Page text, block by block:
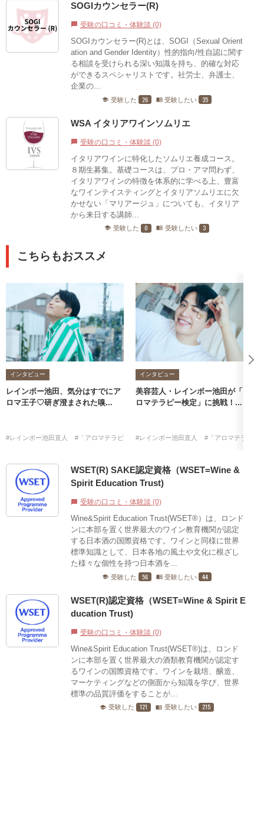
SOGIカウンセラー(R)
chat_bubble 受験の口コミ・体験談 (0)
SOGIカウンセラー(R)とは、SOGI（Sexual Orient
ation and Gender Identity）性的指向/性自認に関す
る相談を受けられる深い知識を持ち、的確な対応
ができるスペシャリストです。社労士、弁護士、
企業の...
school 受験した 26 menu_book 受験したい 35
WSA イタリアワインソムリエ
chat_bubble 受験の口コミ・体験談 (0)
イタリアワインに特化したソムリエ養成コース。
８期生募集。基礎コースは、プロ・アマ問わず、
イタリアワインの特徴を体系的に学べる上、豊富
なワインテイスティングとイタリアソムリエに欠
かせない「マリアージュ」についても、イタリア
から来日する講師...
school 受験した 0 menu_book 受験したい 3
こちらもおススメ
インタビュー
レインボー池田、気分はすでにア
ロマ王子♡研ぎ澄まされた嗅...
#レインボー池田直人 #「アロマテラピー検定」に挑戦！ #アロマテラピー検定
インタビュー
美容芸人・レインボー池田が「ア
ロマテラピー検定」に挑戦！...
#レインボー池田直人 #「アロマテラピー
WSET(R) SAKE認定資格（WSET=Wine &
Spirit Education Trust)
chat_bubble 受験の口コミ・体験談 (0)
Wine&Spirit Education Trust(WSET®）は、ロンド
ンに本部を置く世界最大のワイン教育機関が認定
する日本酒の国際資格です。ワインと同様に世界
標準知識として、日本各地の風土や文化に根ざし
た様々な個性を持つ日本酒を...
school 受験した 56 menu_book 受験したい 44
WSET(R)認定資格（WSET=Wine & Spirit E
ducation Trust)
chat_bubble 受験の口コミ・体験談 (0)
Wine&Spirit Education Trust(WSET®)は、ロンド
ンに本部を置く世界最大の酒類教育機関が認定す
るワインの国際資格です。ワインを栽培、醸造、
マーケティングなどの側面から知識を学び、世界
標準の品質評価をすることが...
school 受験した 121 menu_book 受験したい 215